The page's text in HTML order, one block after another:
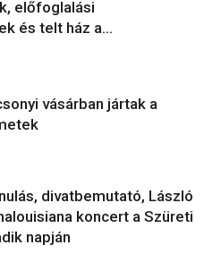
előfoglalási
és telt ház a...
vásárban jártak a
divatbemutató, László
koncert a Szüreti
napján